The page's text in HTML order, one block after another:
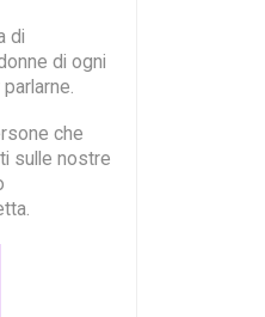
di
di ogni
che
sulle nostre